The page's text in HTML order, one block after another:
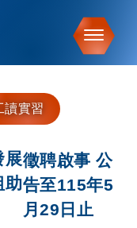
讀實習
展
助
徵聘啟事 公
告至115年5
月29日止